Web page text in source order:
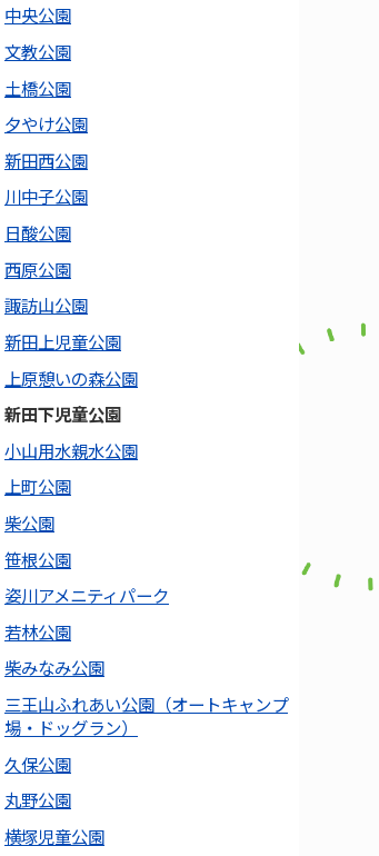
中央公園
文教公園
土橋公園
夕やけ公園
新田西公園
川中子公園
日酸公園
西原公園
諏訪山公園
新田上児童公園
上原憩いの森公園
新田下児童公園
小山用水親水公園
上町公園
柴公園
笹根公園
姿川アメニティパーク
若林公園
柴みなみ公園
三王山ふれあい公園（オートキャンプ
場・ドッグラン）
久保公園
丸野公園
横塚児童公園